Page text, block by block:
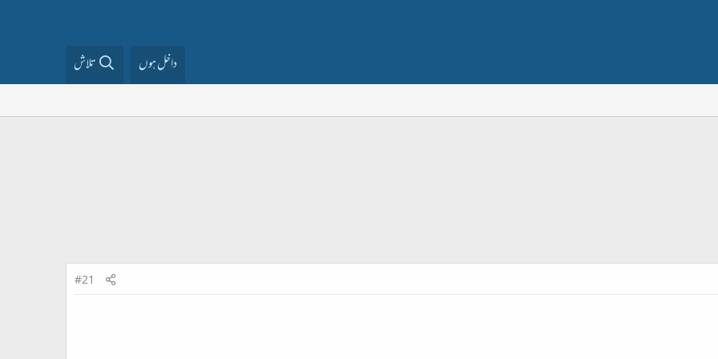
داخل ہوں تلاش
#21